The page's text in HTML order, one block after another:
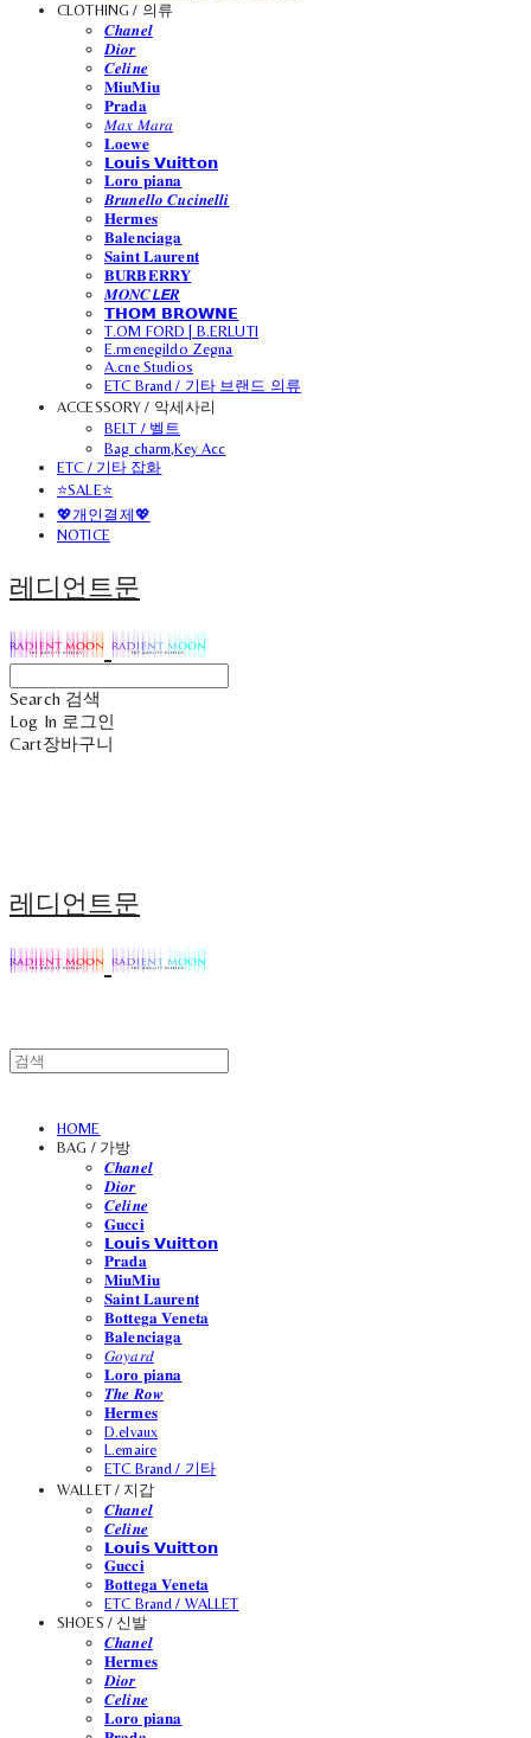
CLOTHING / 의류
𝑪𝒉𝒂𝒏𝒆𝒍
𝑫𝒊𝒐𝒓
𝑪𝒆𝒍𝒊𝒏𝒆
𝐌𝐢𝐮𝐌𝐢𝐮
𝐏𝐫𝐚𝐝𝐚
𝑀𝑎𝑥 𝑀𝑎𝑟𝑎
𝐋𝐨𝐞𝐰𝐞
𝗟𝗼𝘂𝗶𝘀 𝗩𝘂𝗶𝘁𝘁𝗼𝗻
𝐋𝐨𝐫𝐨 𝐩𝐢𝐚𝐧𝐚
𝑩𝒓𝒖𝒏𝒆𝒍𝒍𝒐 𝑪𝒖𝒄𝒊𝒏𝒆𝒍𝒍𝒊
𝐇𝐞𝐫𝐦𝐞𝐬
𝐁𝐚𝐥𝐞𝐧𝐜𝐢𝐚𝐠𝐚
𝐒𝐚𝐢𝐧𝐭 𝐋𝐚𝐮𝐫𝐞𝐧𝐭
𝐁𝐔𝐑𝐁𝐄𝐑𝐑𝐘
𝑴𝑶𝑵𝑪𝙇𝙀𝑹
𝗧𝗛𝗢𝗠 𝗕𝗥𝗢𝗪𝗡𝗘
T.OM FORD | B.ERLUTI
E.rmenegildo Zegna
A.cne Studios
ETC Brand / 기타 브랜드 의류
ACCESSORY / 악세사리
BELT / 벨트
Bag charm,Key Acc
ETC / 기타 잡화
⭐SALE⭐
💖개인결제💖
NOTICE
레디언트문
Search 검색
Log In 로그인
Cart장바구니
레디언트문
HOME
BAG / 가방
𝑪𝒉𝒂𝒏𝒆𝒍
𝑫𝒊𝒐𝒓
𝑪𝒆𝒍𝒊𝒏𝒆
𝐆𝐮𝐜𝐜𝐢
𝗟𝗼𝘂𝗶𝘀 𝗩𝘂𝗶𝘁𝘁𝗼𝗻
𝐏𝐫𝐚𝐝𝐚
𝐌𝐢𝐮𝐌𝐢𝐮
𝐒𝐚𝐢𝐧𝐭 𝐋𝐚𝐮𝐫𝐞𝐧𝐭
𝐁𝐨𝐭𝐭𝐞𝐠𝐚 𝐕𝐞𝐧𝐞𝐭𝐚
𝐁𝐚𝐥𝐞𝐧𝐜𝐢𝐚𝐠𝐚
𝐺𝑜𝑦𝑎𝑟𝑑
𝐋𝐨𝐫𝐨 𝐩𝐢𝐚𝐧𝐚
𝑻𝒉𝒆 𝑹𝒐𝒘
𝐇𝐞𝐫𝐦𝐞𝐬
D.elvaux
L.emaire
ETC Brand / 기타
WALLET / 지갑
𝑪𝒉𝒂𝒏𝒆𝒍
𝑪𝒆𝒍𝒊𝒏𝒆
𝗟𝗼𝘂𝗶𝘀 𝗩𝘂𝗶𝘁𝘁𝗼𝗻
𝐆𝐮𝐜𝐜𝐢
𝐁𝐨𝐭𝐭𝐞𝐠𝐚 𝐕𝐞𝐧𝐞𝐭𝐚
ETC Brand / WALLET
SHOES / 신발
𝑪𝒉𝒂𝒏𝒆𝒍
𝐇𝐞𝐫𝐦𝐞𝐬
𝑫𝒊𝒐𝒓
𝑪𝒆𝒍𝒊𝒏𝒆
𝐋𝐨𝐫𝐨 𝐩𝐢𝐚𝐧𝐚